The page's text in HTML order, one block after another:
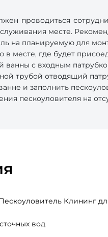
проводиться
месте.
на планируемую для
в месте, где будет
ванны с входным
трубой отводящий
и заполнить
пескоуловителя на
Клининг
вод